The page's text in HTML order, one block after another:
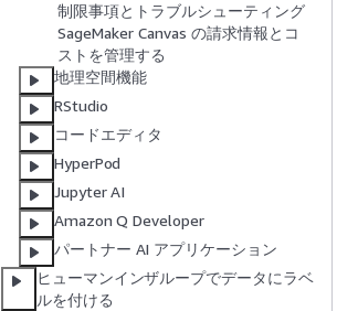
制限事項とトラブルシューティング
SageMaker Canvas の請求情報とコ
ストを管理する
地理空間機能
RStudio
コードエディタ
HyperPod
Jupyter AI
Amazon Q Developer
パートナー AI アプリケーション
ヒューマンインザループでデータにラベ
ルを付ける